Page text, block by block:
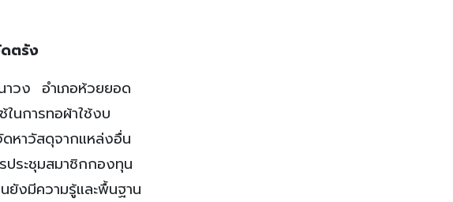
ตรัง
วง อำเภอห้วยยอด
นการทอผ้าใช้งบ
หาวัสดุจากแหล่งอื่น
ประชุมสมาชิกกองทุน
ยังมีความรู้และพื้นฐาน